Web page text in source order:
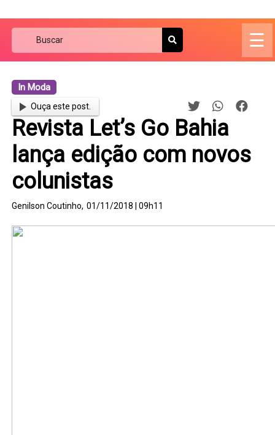
☰
In Moda
Ouça este post.
Revista Let’s Go Bahia
lança edição com novos
colunistas
Genilson Coutinho, 01/11/2018 | 09h11